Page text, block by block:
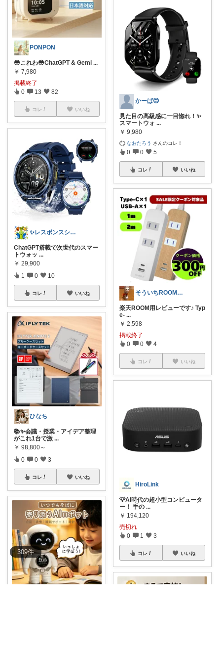
309件
PONPON
😳これわ😳 ​ChatGPT & Gemi ...
￥ 7,980
掲載終了
0 13 82
コレ いいね
✨レスポンスショップ21✨
ChatGPT搭載で次世代のスマー
トウォッ ...
￥ 29,900
1 0 10
コレ いいね
ひなち
📚✨会議・授業・アイデア整理
がこれ1台で激 ...
￥ 98,800～
0 0 3
コレ いいね
かーば😊
見た目の高級感に一目惚れ！✨
スマートウォ ...
￥ 9,980
なおたろう さんのコレ！
0 0 5
コレ いいね
そういちROOM🎉毎日を楽しく😊
楽天ROOM用レビューです♪ Typ
e- ...
￥ 2,598
掲載終了
0 0 4
コレ いいね
HiroLink
💡AI時代の超小型コンピュータ
ー！ 手の ...
￥ 194,120
売切れ
0 1 3
コレ いいね